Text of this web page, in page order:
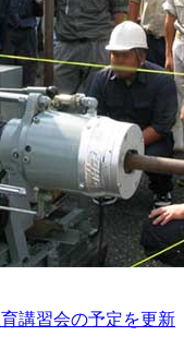
講習会の予定を更新